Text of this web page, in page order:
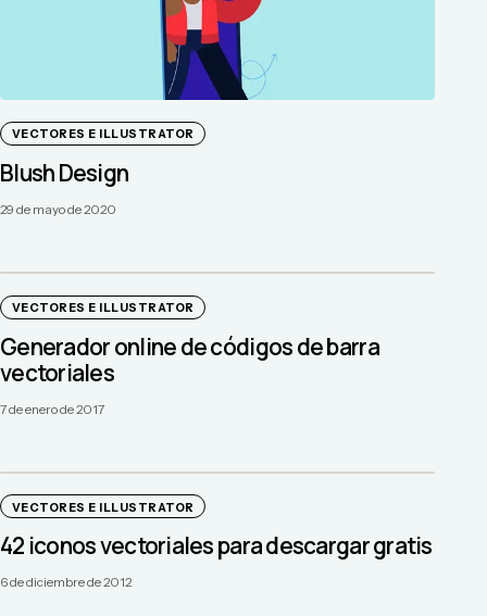
VECTORES E ILLUSTRATOR
Blush Design
29 de mayo de 2020
VECTORES E ILLUSTRATOR
Generador online de códigos de barra
vectoriales
7 de enero de 2017
VECTORES E ILLUSTRATOR
42 iconos vectoriales para descargar gratis
6 de diciembre de 2012